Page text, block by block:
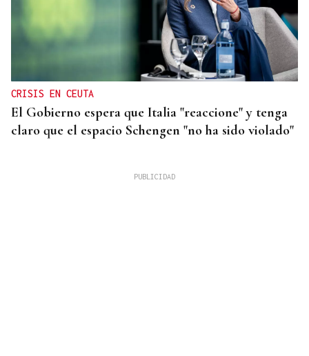
CRISIS EN CEUTA
El Gobierno espera que Italia "reaccione" y tenga
claro que el espacio Schengen "no ha sido violado"